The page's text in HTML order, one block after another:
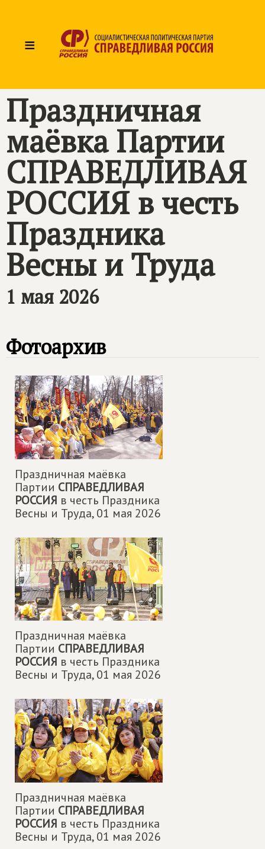
≡
Праздничная
маëвка Партии
СПРАВЕДЛИВАЯ
РОССИЯ в честь
Праздника
Весны и Труда
1 мая 2026
Фотоархив
Праздничная маëвка
Партии СПРАВЕДЛИВАЯ
РОССИЯ в честь Праздника
Весны и Труда,01 мая 2026
Праздничная маëвка
Партии СПРАВЕДЛИВАЯ
РОССИЯ в честь Праздника
Весны и Труда,01 мая 2026
Праздничная маëвка
Партии СПРАВЕДЛИВАЯ
РОССИЯ в честь Праздника
Весны и Труда,01 мая 2026